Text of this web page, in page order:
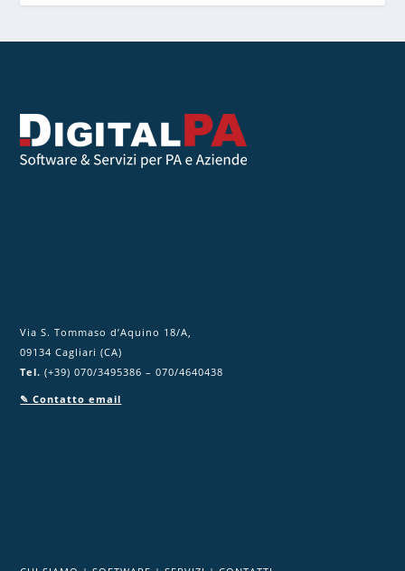
u
o
c
a
Via S. Tommaso d’Aquino 18/A,
09134 Cagliari (CA)
Tel. (+39) 070/3495386 – 070/4640438
✎ Contatto email